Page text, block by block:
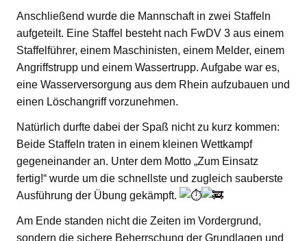
Anschließend wurde die Mannschaft in zwei Staffeln
aufgeteilt. Eine Staffel besteht nach FwDV 3 aus einem
Staffelführer, einem Maschinisten, einem Melder, einem
Angriffstrupp und einem Wassertrupp. Aufgabe war es,
eine Wasserversorgung aus dem Rhein aufzubauen und
einen Löschangriff vorzunehmen.
Natürlich durfte dabei der Spaß nicht zu kurz kommen:
Beide Staffeln traten in einem kleinen Wettkampf
gegeneinander an. Unter dem Motto „Zum Einsatz
fertig!“ wurde um die schnellste und zugleich sauberste
Ausführung der Übung gekämpft.
Am Ende standen nicht die Zeiten im Vordergrund,
sondern die sichere Beherrschung der Grundlagen und